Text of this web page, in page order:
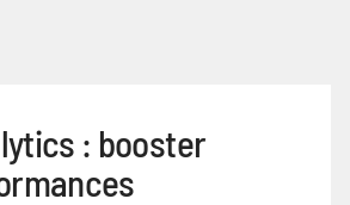
: booster